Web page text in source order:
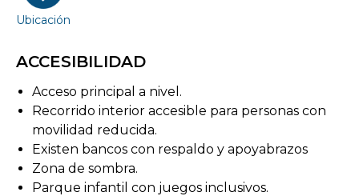
Ubicación
ACCESIBILIDAD
Acceso principal a nivel.
Recorrido interior accesible para personas con
movilidad reducida.
Existen bancos con respaldo y apoyabrazos
Zona de sombra.
Parque infantil con juegos inclusivos.